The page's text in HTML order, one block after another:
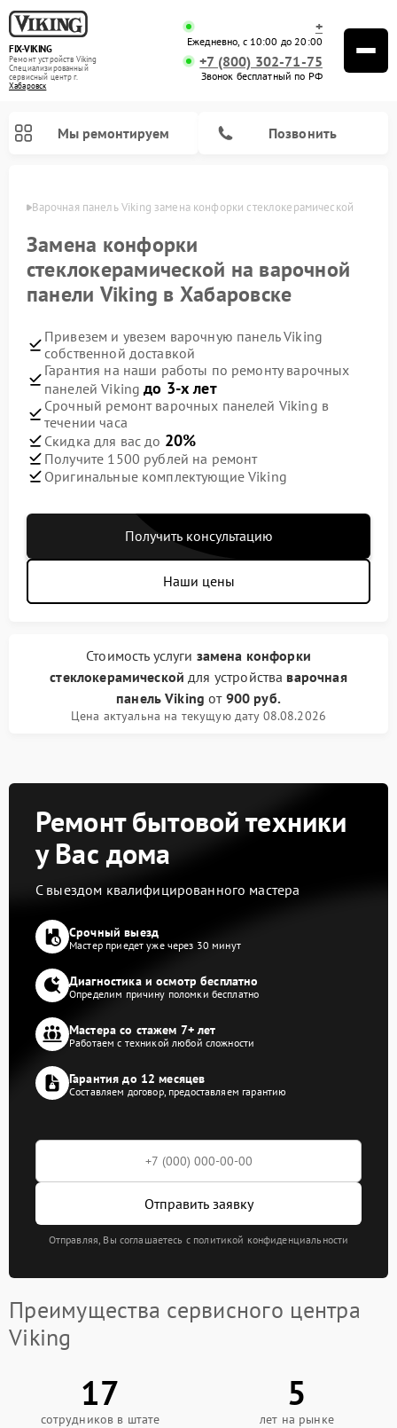
FIX-VIKING
Ремонт устройств Viking
Специализированный
cервисный центр г.
Хабаровск
+
Ежедневно, с 10:00 до 20:00
+7 (800) 302-71-75
Звонок бесплатный по РФ
Мы ремонтируем Позвонить
Варочная панель Viking замена конфорки стеклокерамической
Замена конфорки
стеклокерамической на варочной
панели Viking в Хабаровске
Привезем и увезем варочную панель Viking
собственной доставкой
Гарантия на наши работы по ремонту варочных
панелей Vikingдо 3-х лет
Срочный ремонт варочных панелей Viking в
течении часа
Скидка для вас до 20%
Получите 1500 рублей на ремонт
Оригинальные комплектующие Viking
Получить консультацию
Наши цены
Стоимость услуги замена конфорки
стеклокерамической для устройства варочная
панель Viking от 900 руб.
Цена актуальна на текущую дату 08.08.2026
Ремонт бытовой техники
у Вас дома
С выездом квалифицированного мастера
Срочный выезд
Мастер приедет уже через 30 минут
Диагностика и осмотр бесплатно
Определим причину поломки бесплатно
Мастера со стажем 7+ лет
Работаем с техникой любой сложности
Гарантия до 12 месяцев
Составляем договор, предоставляем гарантию
Отправить заявку
Отправляя, Вы соглашаетесь с политикой конфиденциальности
Преимущества сервисного центра
Viking
17
сотрудников в штате
5
лет на рынке